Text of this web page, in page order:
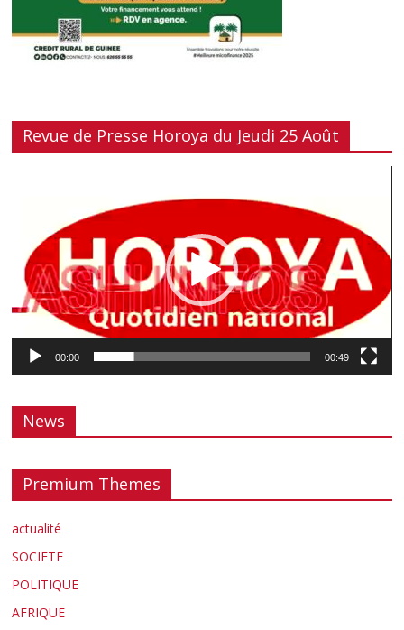
Revue de Presse Horoya du Jeudi 25 Août
00:00 00:49
News
Premium Themes
actualité
SOCIETE
POLITIQUE
AFRIQUE